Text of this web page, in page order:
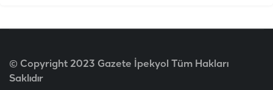
© Copyright 2023 Gazete İpekyol Tüm Hakları
Saklıdır